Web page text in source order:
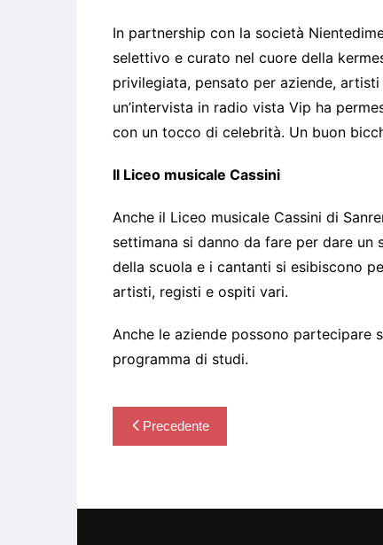
In partnership con la società
selettivo e curato nel cuore della
privilegiata, pensato per aziende,
un’intervista in radio vista Vip ha
con un tocco di celebrità. Un buon
Il Liceo musicale Cassini
Anche il Liceo musicale Cassini di
settimana si danno da fare per dare un
della scuola e i cantanti si esibiscono
artisti, registi e ospiti vari.
Anche le aziende possono partecipare
programma di studi.
Navigazione
articoli
Precedente